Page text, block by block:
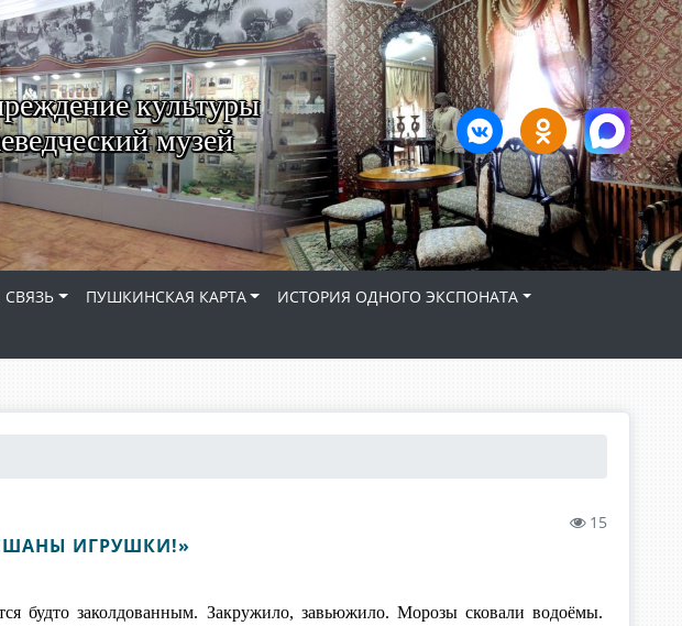
культуры
музей
СВЯЗЬ ПУШКИНСКАЯ КАРТА
ИСТОРИЯ ОДНОГО ЭКСПОНАТА
15
ИГРУШКИ!»
будто заколдованным. Закружило, завьюжило. Морозы сковали водоёмы.